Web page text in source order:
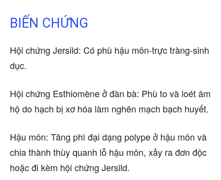
BIẾN CHỨNG
Hội chứng Jersild: Có phù hậu môn-trực tràng-sinh
dục.
Hội chứng Esthiomène ở đàn bà: Phù to và loét âm
hộ do hạch bị xơ hóa làm nghẽn mạch bạch huyết.
Hậu môn: Tăng phì đại dạng polype ở hậu môn và
chia thành thùy quanh lỗ hậu môn, xảy ra đơn độc
hoặc đi kèm hội chứng Jersild.